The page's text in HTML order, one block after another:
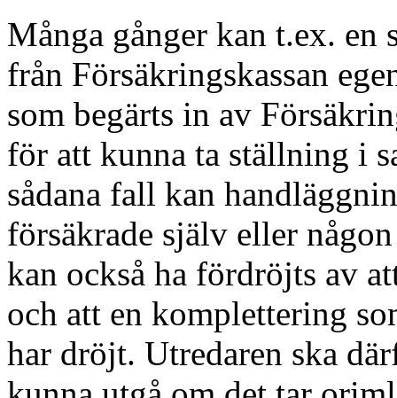
Många gånger kan t.ex. en
från Försäkringskassan
som begärts in av
för att kunna ta ställning i
sådana fall kan
försäkrade själv eller
kan också ha fördröjts av
och att en komplettering
har dröjt. Utredaren ska